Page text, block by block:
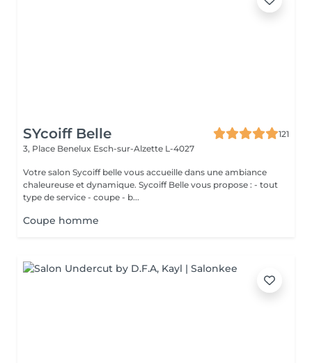
SYcoiff Belle
121
3, Place Benelux Esch-sur-Alzette L-4027
Votre salon Sycoiff belle vous accueille dans une ambiance
chaleureuse et dynamique. Sycoiff Belle vous propose : - tout
type de service - coupe - b...
Coupe homme